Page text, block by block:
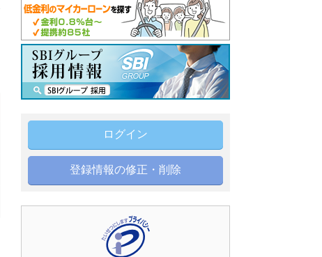
ログイン
登録情報の修正・削除